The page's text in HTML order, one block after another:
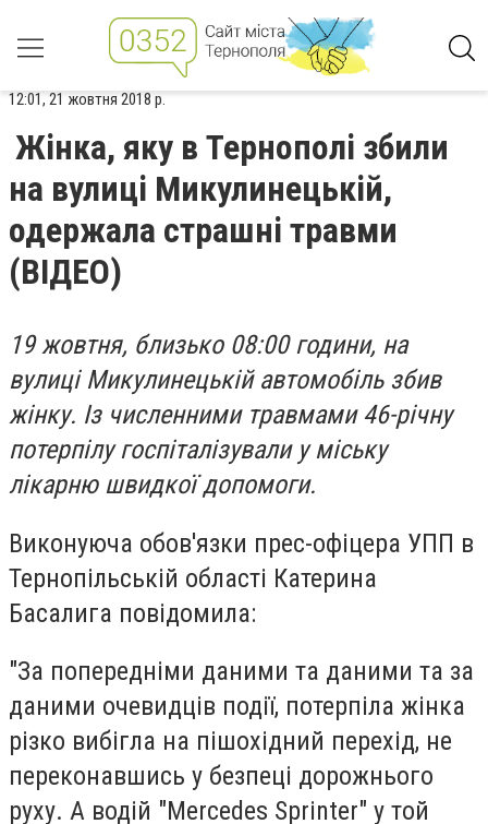
12:01, 21 жовтня 2018 р.
Жінка, яку в Тернополі збили
на вулиці Микулинецькій,
одержала страшні травми
(ВІДЕО)
19 жовтня, близько 08:00 години, на
вулиці Микулинецькій автомобіль збив
жінку. Із численними травмами 46-річну
потерпілу госпіталізували у міську
лікарню швидкої допомоги.
Виконуюча обов'язки прес-офіцера УПП в
Тернопільській області Катерина
Басалига повідомила:
"За попередніми даними та даними та за
даними очевидців події, потерпіла жінка
різко вибігла на пішохідний перехід, не
переконавшись у безпеці дорожнього
руху. А водій "Mercedes Sprinter" у той